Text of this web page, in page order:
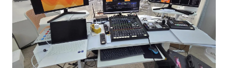
트렌드 리포트
칼럼